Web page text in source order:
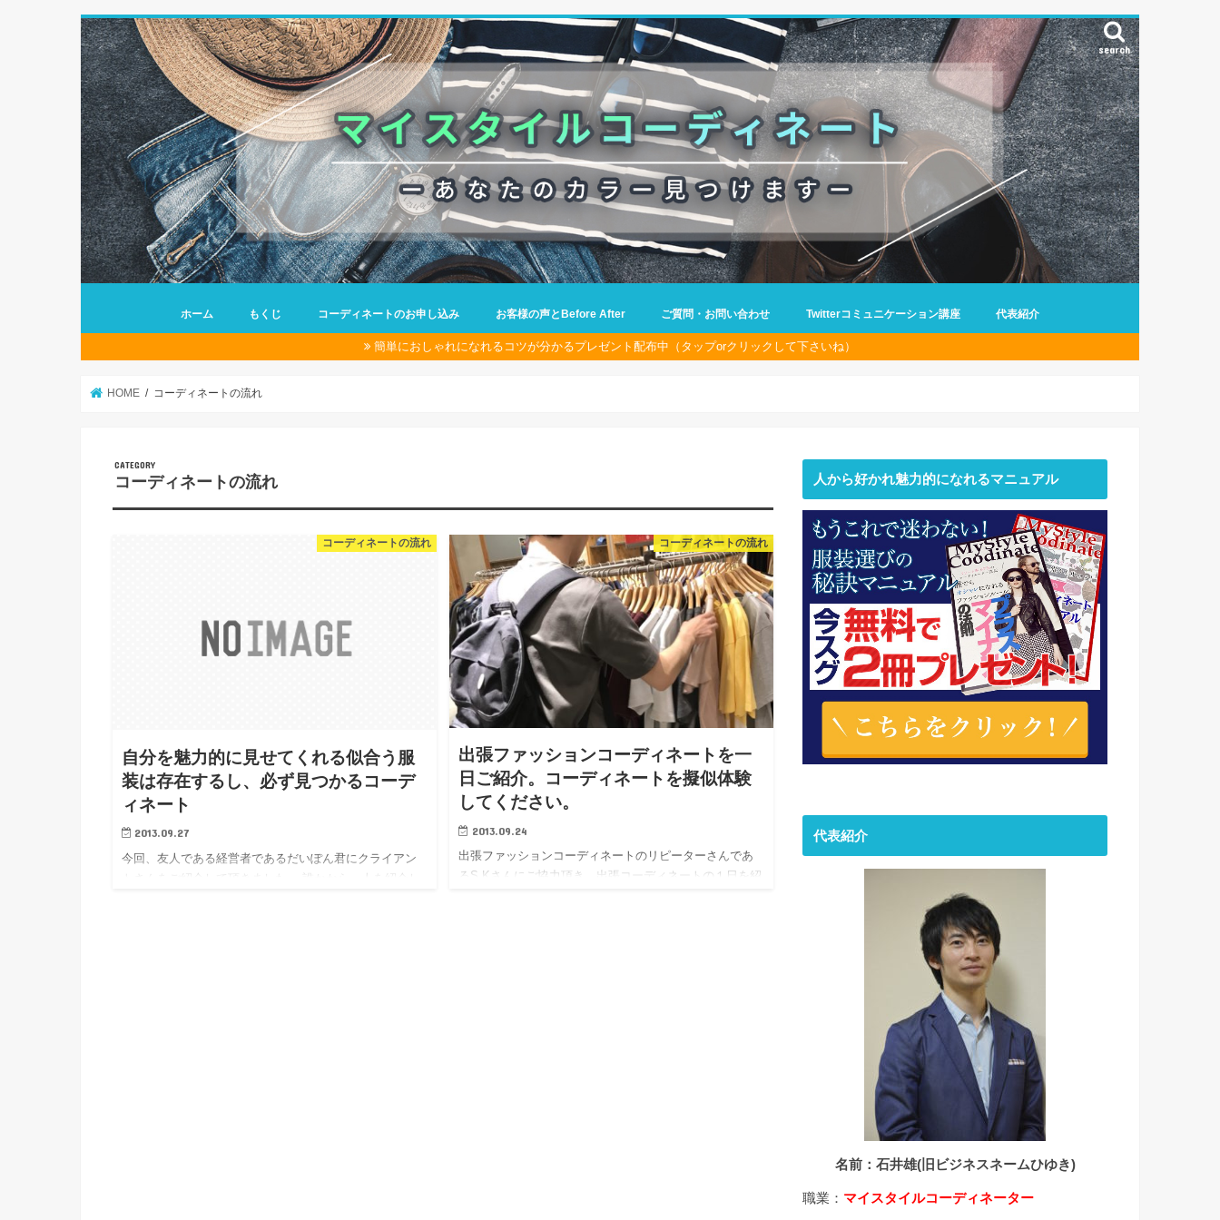
search
ホーム もくじ コーディネートのお申し込み お客様の声とBefore After ご質問・お問い合わせ Twitterコミュニケーション講座 代表紹介
簡単におしゃれになれるコツが分かるプレゼント配布中（タップorクリックして下さいね）
HOME コーディネートの流れ
コーディネートの流れ
コーディネートの流れ
自分を魅力的に見せてくれる似合う服
装は存在するし、必ず見つかるコーデ
ィネート
2013.09.27
今回、友人である経営者であるだいぽん君にクライアン
トさんをご紹介して頂きました。 誰かから、人を紹介し
コーディネートの流れ
出張ファッションコーディネートを一
日ご紹介。コーディネートを擬似体験
してください。
2013.09.24
出張ファッションコーディネートのリピーターさんであ
るS.Kさんにご協力頂き、出張コーディネートの１日を紹
人から好かれ魅力的になれるマニュアル
代表紹介
名前：石井雄(旧ビジネスネームひゆき)
職業： マイスタイルコーディネーター